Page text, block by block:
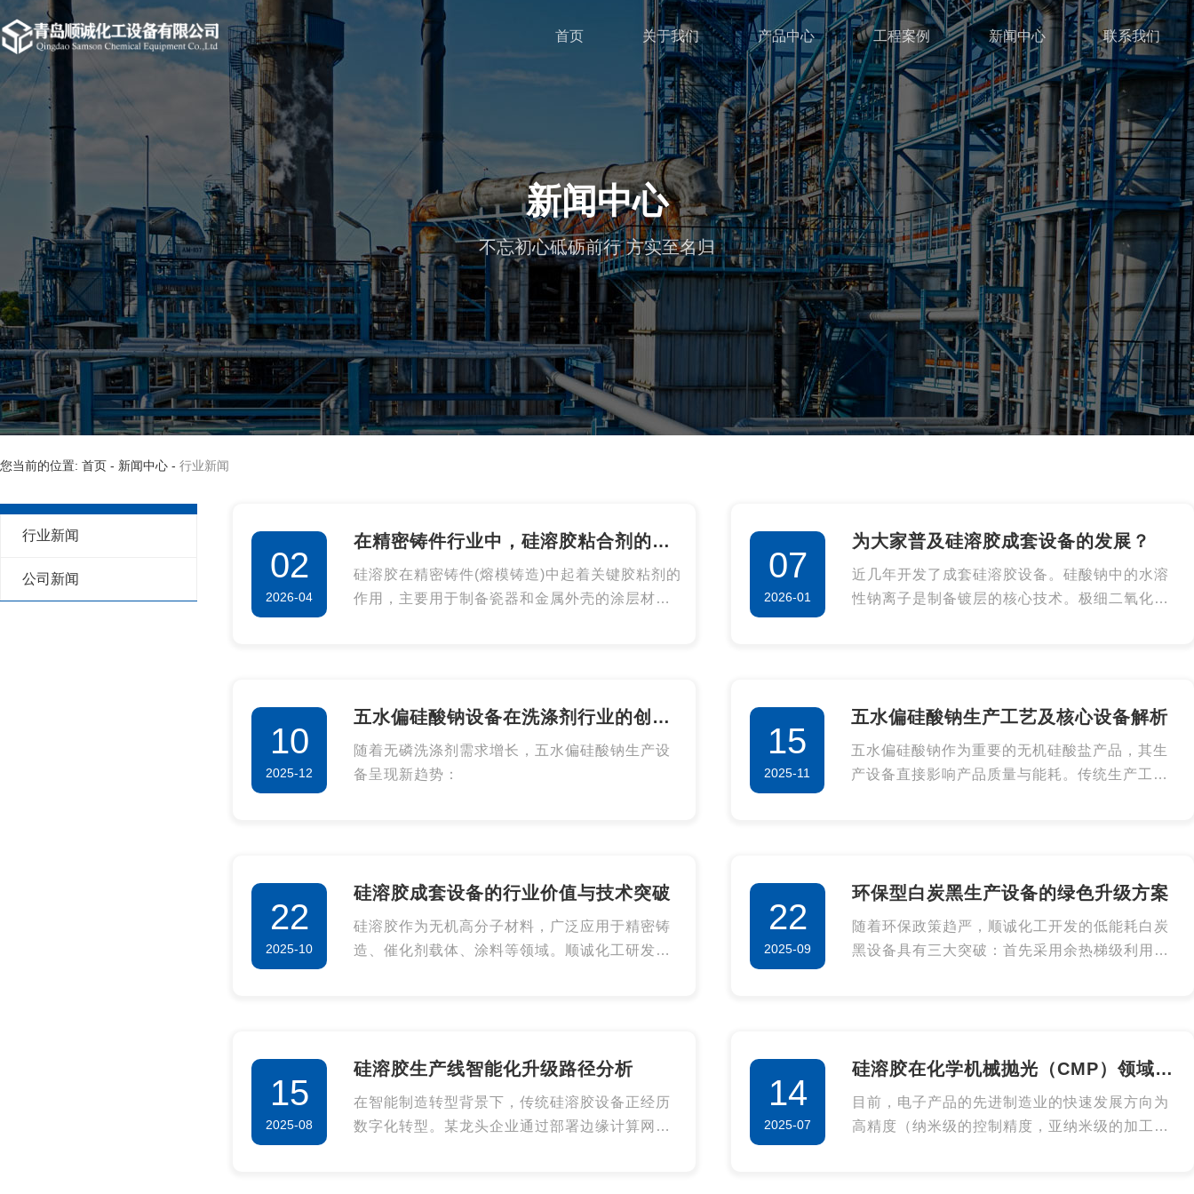
首页 关于我们 产品中心 工程案例 新闻中心 联系我们
新闻中心
不忘初心砥砺前行 方实至名归
您当前的位置: 首页 - 新闻中心 - 行业新闻
行业新闻
公司新闻 02
2026-04
在精密铸件行业中，硅溶胶粘合剂的核
心优势和困扰
硅溶胶在精密铸件(熔模铸造)中起着关键胶粘剂的
作用，主要用于制备瓷器和金属外壳的涂层材
07
2026-01
为大家普及硅溶胶成套设备的发展？
近几年开发了成套硅溶胶设备。硅酸钠中的水溶
性钠离子是制备镀层的核心技术。极细二氧化硅
10
2025-12
五水偏硅酸钠设备在洗涤剂行业的创新
应用
随着无磷洗涤剂需求增长，五水偏硅酸钠生产设
备呈现新趋势：
15
2025-11
五水偏硅酸钠生产工艺及核心设备解析
五水偏硅酸钠作为重要的无机硅酸盐产品，其生
产设备直接影响产品质量与能耗。传统生产工艺
22
2025-10
硅溶胶成套设备的行业价值与技术突破
硅溶胶作为无机高分子材料，广泛应用于精密铸
造、催化剂载体、涂料等领域。顺诚化工研发的
22
2025-09
环保型白炭黑生产设备的绿色升级方案
随着环保政策趋严，顺诚化工开发的低能耗白炭
黑设备具有三大突破：首先采用余热梯级利用技
15
2025-08
硅溶胶生产线智能化升级路径分析‌
在智能制造转型背景下，传统硅溶胶设备正经历
数字化转型。某龙头企业通过部署边缘计算网
14
2025-07
硅溶胶在化学机械抛光（CMP）领域的
应用
目前，电子产品的先进制造业的快速发展方向为
高精度（纳米级的控制精度，亚纳米级的加工精